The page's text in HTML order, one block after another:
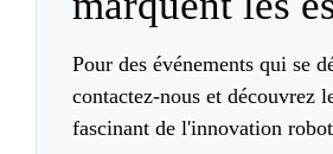
Pour des événements qui se
contactez-nous et découvrez
fascinant de l'innovation